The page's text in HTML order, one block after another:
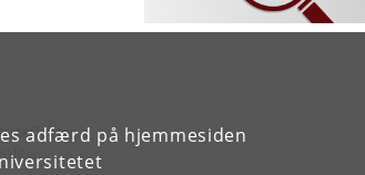
adfærd på hjemmesiden